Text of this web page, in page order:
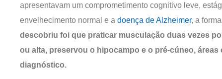
apresentavam um comprometimento cognitivo leve,
envelhecimento normal e a doença de Alzheimer, a
descobriu foi que praticar musculação duas vezes
ou alta, preservou o hipocampo e o pré-cúneo,
diagnóstico.